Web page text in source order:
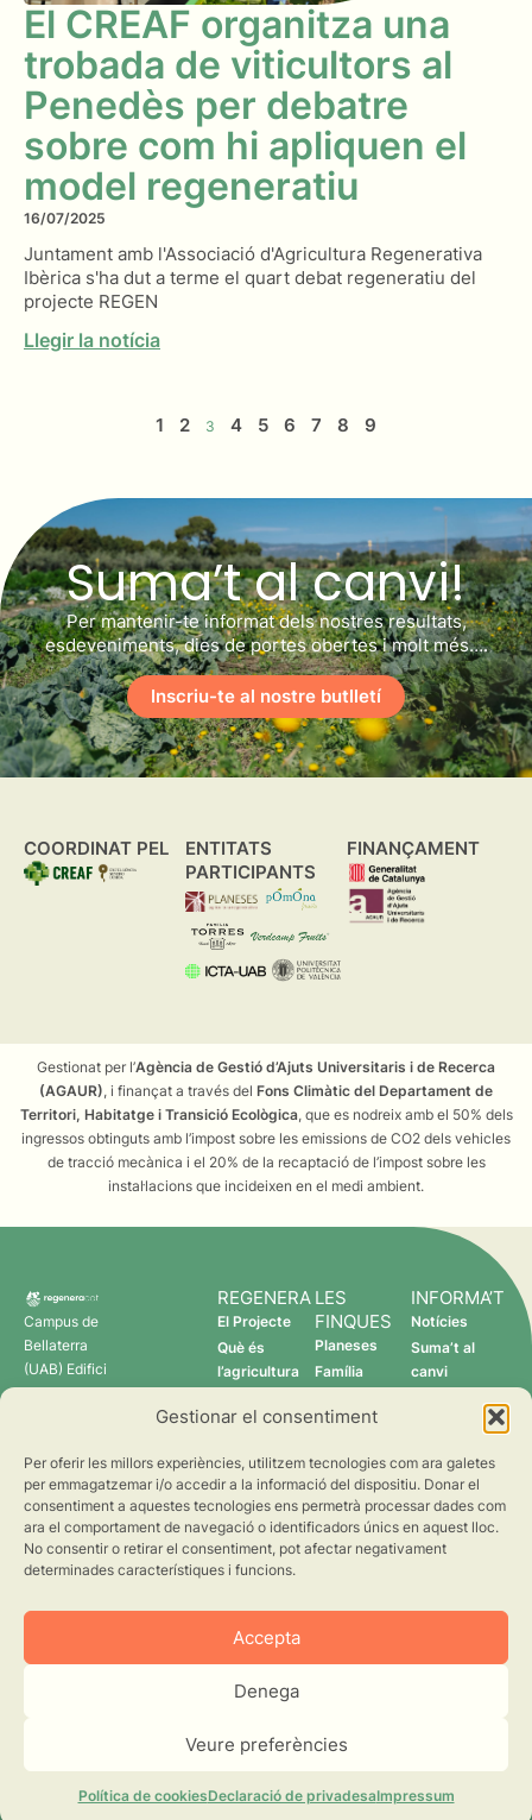
Gestionar el consentiment
Per oferir les millors experiències, utilitzem tecnologies com ara galetes
per emmagatzemar i/o accedir a la informació del dispositiu. Donar el
consentiment a aquestes tecnologies ens permetrà processar dades com
ara el comportament de navegació o identificadors únics en aquest lloc.
No consentir o retirar el consentiment, pot afectar negativament
determinades característiques i funcions.
Accepta
Denega
Veure preferències
Política de cookiesDeclaració de privadesaImpressum
El CREAF organitza una
trobada de viticultors al
Penedès per debatre
sobre com hi apliquen el
model regeneratiu
16/07/2025
Juntament amb l'Associació d'Agricultura Regenerativa
Ibèrica s'ha dut a terme el quart debat regeneratiu del
projecte REGEN
Llegir la notícia
1 2 3 4 5 6 7 8 9
Suma’t al canvi!
Per mantenir-te informat dels nostres resultats,
esdeveniments, dies de portes obertes i molt més….
Inscriu-te al nostre butlletí
COORDINAT PEL
ENTITATS
PARTICIPANTS
FINANÇAMENT
Gestionat per l’Agència de Gestió d’Ajuts Universitaris i de Recerca
(AGAUR) , i finançat a través del Fons Climàtic del Departament de
Territori, Habitatge i Transició Ecològica , que es nodreix amb el 50% dels
ingressos obtinguts amb l’impost sobre les emissions de CO2 dels vehicles
de tracció mecànica i el 20% de la recaptació de l’impost sobre les
instal·lacions que incideixen en el medi ambient.
Campus de
Bellaterra
(UAB) Edifici
C 08193
regenera@creaf.uab.cat
REGENERA
El Projecte
Què és
l’agricultura
Qui som
LES
FINQUES
Planeses
Família
Verdcamp
Pomona
Fruits
INFORMA’T
Notícies
Suma’t al
canvi